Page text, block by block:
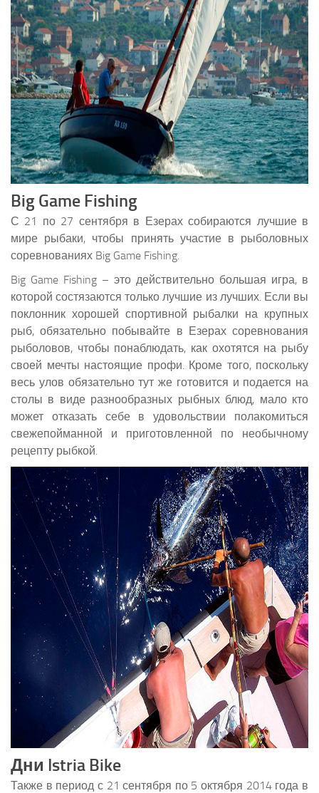
Big Game Fishing
С 21 по 27 сентября в Езерах собираются лучшие в
мире рыбаки, чтобы принять участие в рыболовных
соревнованиях Big Game Fishing.
Big Game Fishing – это действительно большая игра, в
которой состязаются только лучшие из лучших. Если вы
поклонник хорошей спортивной рыбалки на крупных
рыб, обязательно побывайте в Езерах соревнования
рыболовов, чтобы понаблюдать, как охотятся на рыбу
своей мечты настоящие профи. Кроме того, поскольку
весь улов обязательно тут же готовится и подается на
столы в виде разнообразных рыбных блюд, мало кто
может отказать себе в удовольствии полакомиться
свежепойманной и приготовленной по необычному
рецепту рыбкой.
Дни Istria Bike
Также в период с 21 сентября по 5 октября 2014 года в